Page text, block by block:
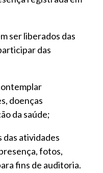
ser liberados das
das
doenças
da saúde;
atividades
fotos,
fins de auditoria.